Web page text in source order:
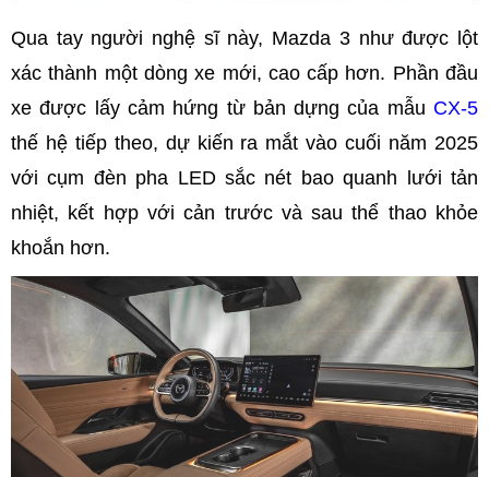
Qua tay người nghệ sĩ này, Mazda 3 như được lột
xác thành một dòng xe mới, cao cấp hơn. Phần đầu
xe được lấy cảm hứng từ bản dựng của mẫu CX-5
thế hệ tiếp theo, dự kiến ​​ra mắt vào cuối năm 2025
với cụm đèn pha LED sắc nét bao quanh lưới tản
nhiệt, kết hợp với cản trước và sau thể thao khỏe
khoắn hơn.